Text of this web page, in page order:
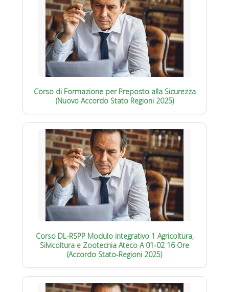
Corso di Formazione per Preposto alla Sicurezza
(Nuovo Accordo Stato Regioni 2025)
Corso DL-RSPP Modulo integrativo 1 Agricoltura,
Silvicoltura e Zootecnia Ateco A 01-02 16 Ore
(Accordo Stato-Regioni 2025)